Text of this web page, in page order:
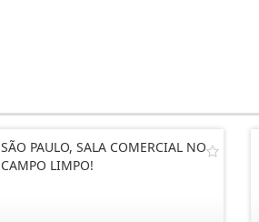
SÃO PAULO, SALA COMERCIAL NO
CAMPO LIMPO!